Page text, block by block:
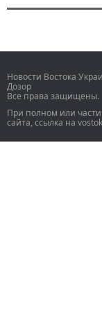
Новости Востока
Дозор
Все права защищены.
При полном или
сайта, ссылка на